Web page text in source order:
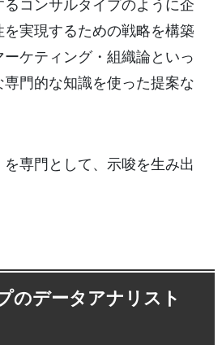
コンサルタイプのように企
実現するための戦略を構築
ケティング・組織論といっ
門的な知識を使った提案な
専門として、示唆を生み出
のデータアナリスト